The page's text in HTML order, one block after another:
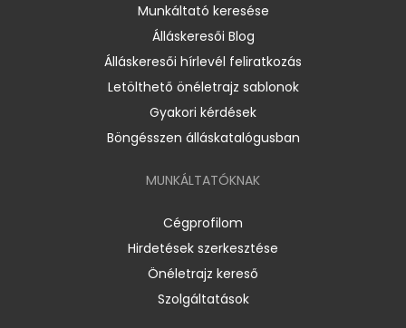
Munkáltató keresése
Álláskeresői Blog
Álláskeresői hírlevél feliratkozás
Letölthető önéletrajz sablonok
Gyakori kérdések
Böngésszen álláskatalógusban
MUNKÁLTATÓKNAK
Cégprofilom
Hirdetések szerkesztése
Önéletrajz kereső
Szolgáltatások